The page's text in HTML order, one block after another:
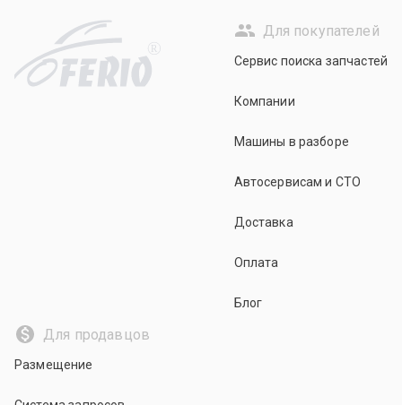
R
Для покупателей
Сервис поиска запчастей
Компании
Машины в разборе
Автосервисам и СТО
Доставка
Оплата
Блог
Для продавцов
Размещение